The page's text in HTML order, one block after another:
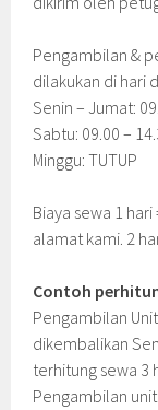
Pengambilan &
dilakukan di hari
Senin – Jumat:
Sabtu: 09.00 –
Minggu: TUTUP
Biaya sewa 1
alamat kami. 2
Contoh
Pengambilan
dikembalikan
terhitung sewa 3
Pengambilan